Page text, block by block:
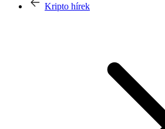
Kripto hírek